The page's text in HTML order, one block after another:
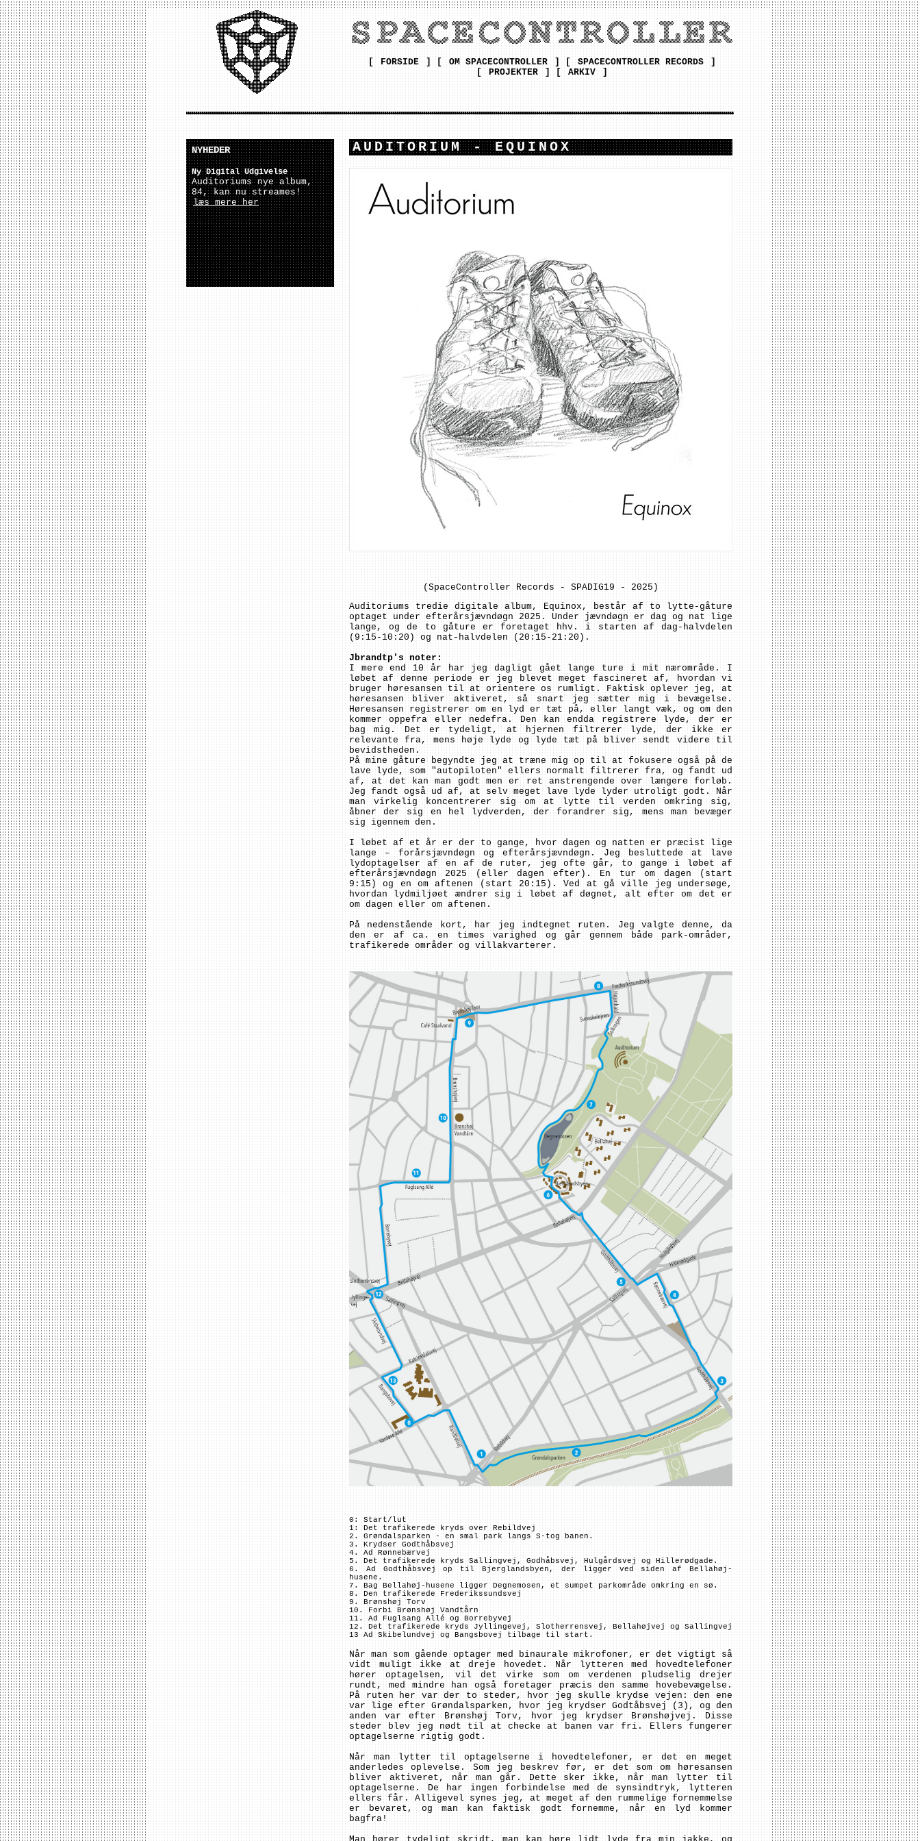
[ FORSIDE ] [ OM SPACECONTROLLER ] [ SPACECONTROLLER RECORDS
]
[
PROJEKTER ] [ ARKIV ]
NYHEDER
Ny Digital Udgivelse
Auditoriums nye album,
84, kan nu streames!
læs mere her
AUDITORIUM - EQUINOX
(SpaceController Records - SPADIG19 - 2025)
Auditoriums tredie digitale album, Equinox, består af to lytte-gåture
optaget under efterårsjævndøgn 2025. Under jævndøgn er dag og nat lige
lange, og de to gåture er foretaget hhv. i starten af dag-halvdelen
(9:15-10:20) og nat-halvdelen (20:15-21:20).
Jbrandtp's noter:
I mere end 10 år har jeg dagligt gået lange ture i mit nærområde. I
løbet af denne periode er jeg blevet meget fascineret af, hvordan vi
bruger høresansen til at orientere os rumligt. Faktisk oplever jeg, at
høresansen bliver aktiveret, så snart jeg sætter mig i bevægelse.
Høresansen registrerer om en lyd er tæt på, eller langt væk, og om den
kommer oppefra eller nedefra. Den kan endda registrere lyde, der er
bag mig. Det er tydeligt, at hjernen filtrerer lyde, der ikke er
relevante fra, mens høje lyde og lyde tæt på bliver sendt videre til
bevidstheden.
På mine gåture begyndte jeg at træne mig op til at fokusere også på de
lave lyde, som "autopiloten" ellers normalt filtrerer fra, og fandt ud
af, at det kan man godt men er ret anstrengende over længere forløb.
Jeg fandt også ud af, at selv meget lave lyde lyder utroligt godt. Når
man virkelig koncentrerer sig om at lytte til verden omkring sig,
åbner der sig en hel lydverden, der forandrer sig, mens man bevæger
sig igennem den.
I løbet af et år er der to gange, hvor dagen og natten er præcist lige
lange – forårsjævndøgn og efterårsjævndøgn. Jeg besluttede at lave
lydoptagelser af en af de ruter, jeg ofte går, to gange i løbet af
efterårsjævndøgn 2025 (eller dagen efter). En tur om dagen (start
9:15) og en om aftenen (start 20:15). Ved at gå ville jeg undersøge,
hvordan lydmiljøet ændrer sig i løbet af døgnet, alt efter om det er
om dagen eller om aftenen.
På nedenstående kort, har jeg indtegnet ruten. Jeg valgte denne, da
den er af ca. en times varighed og går gennem både park-områder,
trafikerede områder og villakvarterer.
0: Start/lut
1: Det trafikerede kryds over Rebildvej
2. Grøndalsparken - en smal park langs S-tog banen.
3. Krydser Godthåbsvej
4. Ad Rønnebærvej
5. Det trafikerede kryds Sallingvej, Godhåbsvej, Hulgårdsvej og Hillerødgade.
6. Ad Godthåbsvej op til Bjerglandsbyen, der ligger ved siden af Bellahøj-
husene.
7. Bag Bellahøj-husene ligger Degnemosen, et sumpet parkområde omkring en sø.
8. Den trafikerede Frederikssundsvej
9. Brønshøj Torv
10. Forbi Brønshøj Vandtårn
11. Ad Fuglsang Allé og Borrebyvej
12. Det trafikerede kryds Jyllingevej, Slotherrensvej, Bellahøjvej og Sallingvej
13 Ad Skibelundvej og Bangsbovej tilbage til start.
Når man som gående optager med binaurale mikrofoner, er det vigtigt så
vidt muligt ikke at dreje hovedet. Når lytteren med hovedtelefoner
hører optagelsen, vil det virke som om verdenen pludselig drejer
rundt, med mindre han også foretager præcis den samme hovebevægelse.
På ruten her var der to steder, hvor jeg skulle krydse vejen: den ene
var lige efter Grøndalsparken, hvor jeg krydser Godtåbsvej (3), og den
anden var efter Brønshøj Torv, hvor jeg krydser Brønshøjvej. Disse
steder blev jeg nødt til at checke at banen var fri. Ellers fungerer
optagelserne rigtig godt.
Når man lytter til optagelserne i hovedtelefoner, er det en meget
anderledes oplevelse. Som jeg beskrev før, er det som om høresansen
bliver aktiveret, når man går. Dette sker ikke, når man lytter til
optagelserne. De har ingen forbindelse med de synsindtryk, lytteren
ellers får. Alligevel synes jeg, at meget af den rummelige fornemmelse
er bevaret, og man kan faktisk godt fornemme, når en lyd kommer
bagfra!